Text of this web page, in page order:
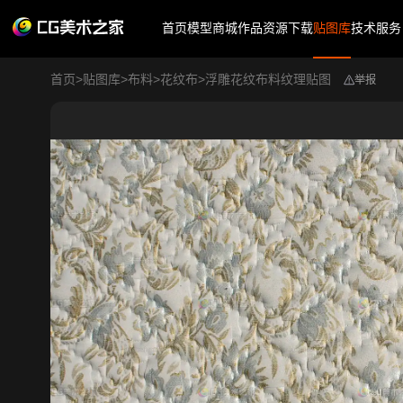
首页模型商城作品资源下载贴图库技术服务
首页>贴图库>布料>花纹布>浮雕花纹布料纹理贴图 举报